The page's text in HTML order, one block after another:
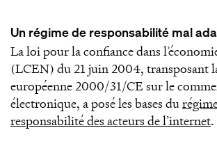
Un régime de responsabilité mal
La loi pour la confiance dans
(LCEN) du 21 juin 2004, transposant
européenne 2000/31/CE sur le
électronique, a posé les bases du
responsabilité des acteurs de l’internet.